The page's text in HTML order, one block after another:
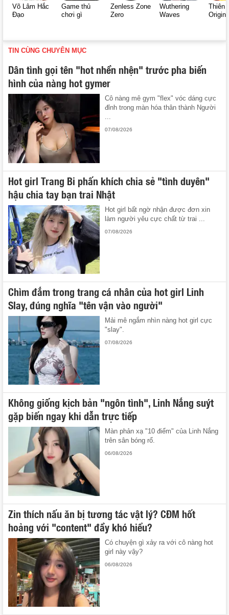
Võ Lâm Hắc
Đạo
Game thủ
chơi gì
Zenless Zone
Zero
Wuthering
Waves
Thiên
Origin
TIN CÙNG CHUYÊN MỤC
Dân tình gọi tên "hot nhền nhện" trước pha biến
hình của nàng hot gymer
Cô nàng mê gym "flex" vóc dáng cực
đỉnh trong màn hóa thân thành Người
...
07/08/2026
Hot girl Trang Bi phấn khích chia sẻ "tình duyên"
hậu chia tay bạn trai Nhật
Hot girl bất ngờ nhận được đơn xin
làm người yêu cực chất từ trai ...
07/08/2026
Chìm đắm trong trang cá nhân của hot girl Linh
Slay, đúng nghĩa "tên vận vào người"
Mải mê ngắm nhìn nàng hot girl cực
"slay".
07/08/2026
Không giống kịch bản "ngôn tình", Linh Nắng suýt
gặp biến ngay khi dẫn trực tiếp
Màn phản xạ "10 điểm" của Linh Nắng
trên sân bóng rổ.
06/08/2026
Zin thích nấu ăn bị tương tác vật lý? CĐM hốt
hoảng với "content" đầy khó hiểu?
Có chuyện gì xảy ra với cô nàng hot
girl này vậy?
06/08/2026